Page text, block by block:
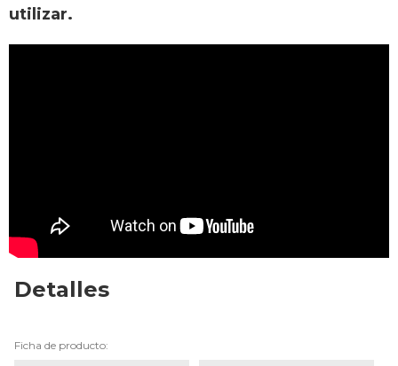
utilizar.
Detalles
Ficha de producto: